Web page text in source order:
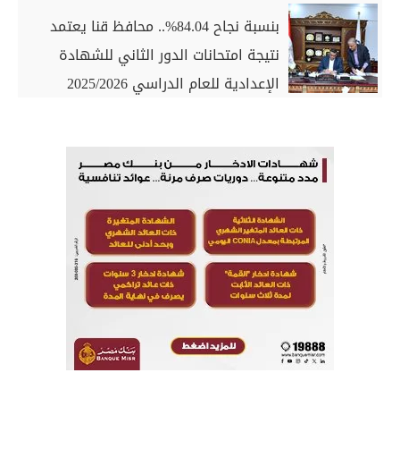
بنسبة نجاح 84.04%.. محافظ قنا يعتمد
نتيجة امتحانات الدور الثاني للشهادة
الإعدادية للعام الدراسي 2025/2026